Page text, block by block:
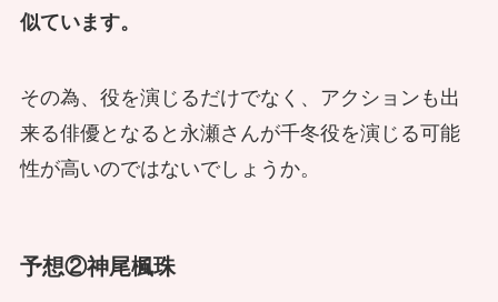
似ています。
その為、役を演じるだけでなく、アクションも出
来る俳優となると永瀬さんが千冬役を演じる可能
性が高いのではないでしょうか。
予想②神尾楓珠